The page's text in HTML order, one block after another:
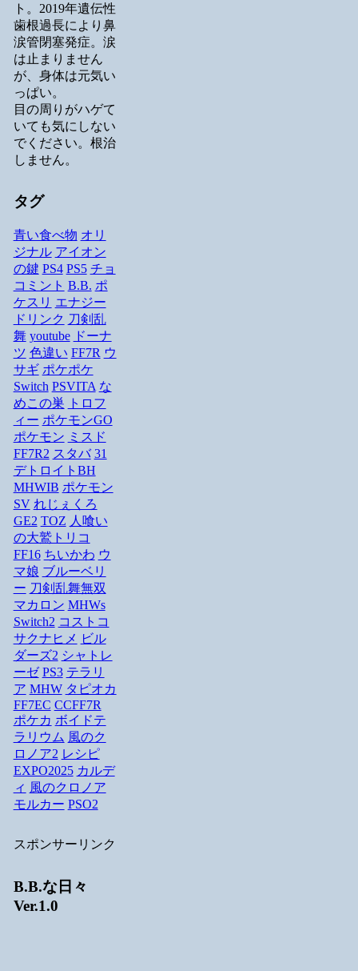
ト。2019年遺伝性
歯根過長により鼻
涙管閉塞発症。涙
は止まりません
が、身体は元気い
っぱい。
目の周りがハゲて
いても気にしない
でください。根治
しません。
タグ
青い食べ物 オリ
ジナル アイオン
の鍵 PS4 PS5 チョ
コミント B.B. ポ
ケスリ エナジー
ドリンク 刀剣乱
舞 youtube ドーナ
ツ 色違い FF7R ウ
サギ ポケポケ
Switch PSVITA な
めこの巣
トロフ
ィー ポケモンGO
ポケモン ミスド
FF7R2 スタバ 31
デトロイトBH
MHWIB ポケモン
SV れじぇくろ
GE2 TOZ 人喰い
の大鷲トリコ
FF16 ちいかわ ウ
マ娘 ブルーベリ
ー 刀剣乱舞無双
マカロン MHWs
Switch2 コストコ
サクナヒメ ビル
ダーズ2 シャトレ
ーゼ PS3 テラリ
ア MHW タピオカ
FF7EC CCFF7R
ポケカ ボイドテ
ラリウム 風のク
ロノア2 レシピ
EXPO2025 カルデ
ィ 風のクロノア
モルカー PSO2
スポンサーリンク
B.B.な日々
Ver.1.0